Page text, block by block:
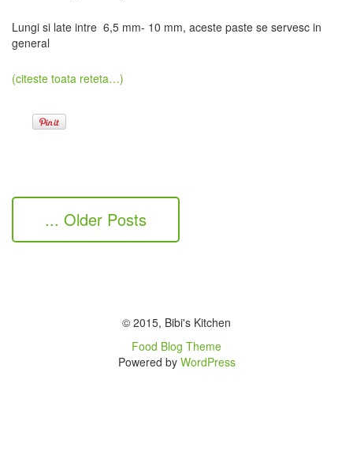
Lungi si late intre 6,5 mm- 10 mm, aceste paste se servesc in
general
(citeste toata reteta…)
... Older Posts
© 2015, Bibi's Kitchen
Food Blog Theme
Powered by WordPress